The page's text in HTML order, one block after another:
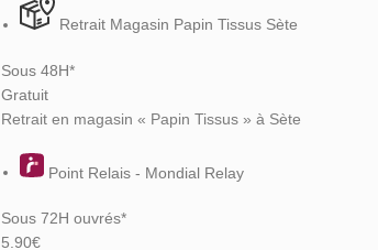
Retrait Magasin Papin Tissus Sète
Sous 48H*
Gratuit
Retrait en magasin « Papin Tissus » à Sète
Point Relais - Mondial Relay
Sous 72H ouvrés*
5.90€